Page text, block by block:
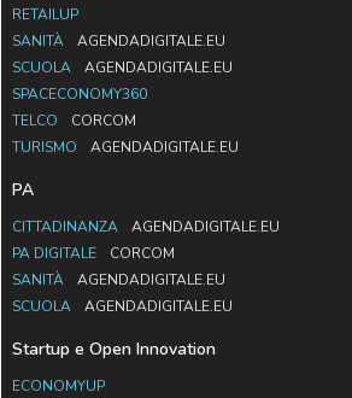
RETAILUP
SANITÀ
AGENDADIGITALE.EU
SCUOLA
AGENDADIGITALE.EU
SPACECONOMY360
TELCO
CORCOM
TURISMO
AGENDADIGITALE.EU
PA
CITTADINANZA
AGENDADIGITALE.EU
PA DIGITALE
CORCOM
SANITÀ
AGENDADIGITALE.EU
SCUOLA
AGENDADIGITALE.EU
Startup e Open Innovation
ECONOMYUP